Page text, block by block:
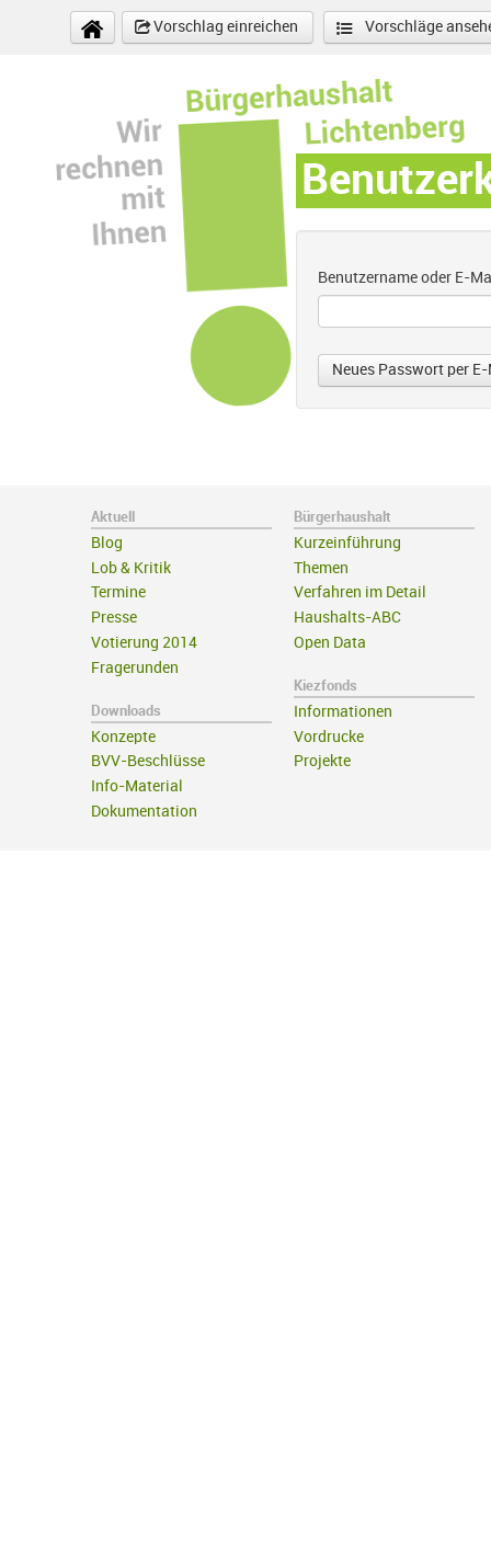
Direkt zum Inhalt
Vorschlag einreichen
Vorschläge
Benutzername oder E-
Aktuell
Blog
Lob & Kritik
Termine
Presse
Votierung 2014
Fragerunden
Downloads
Konzepte
BVV-Beschlüsse
Info-Material
Dokumentation
Bürgerhaushalt
Kurzeinführung
Themen
Verfahren im Detail
Haushalts-ABC
Open Data
Kiezfonds
Informationen
Vordrucke
Projekte